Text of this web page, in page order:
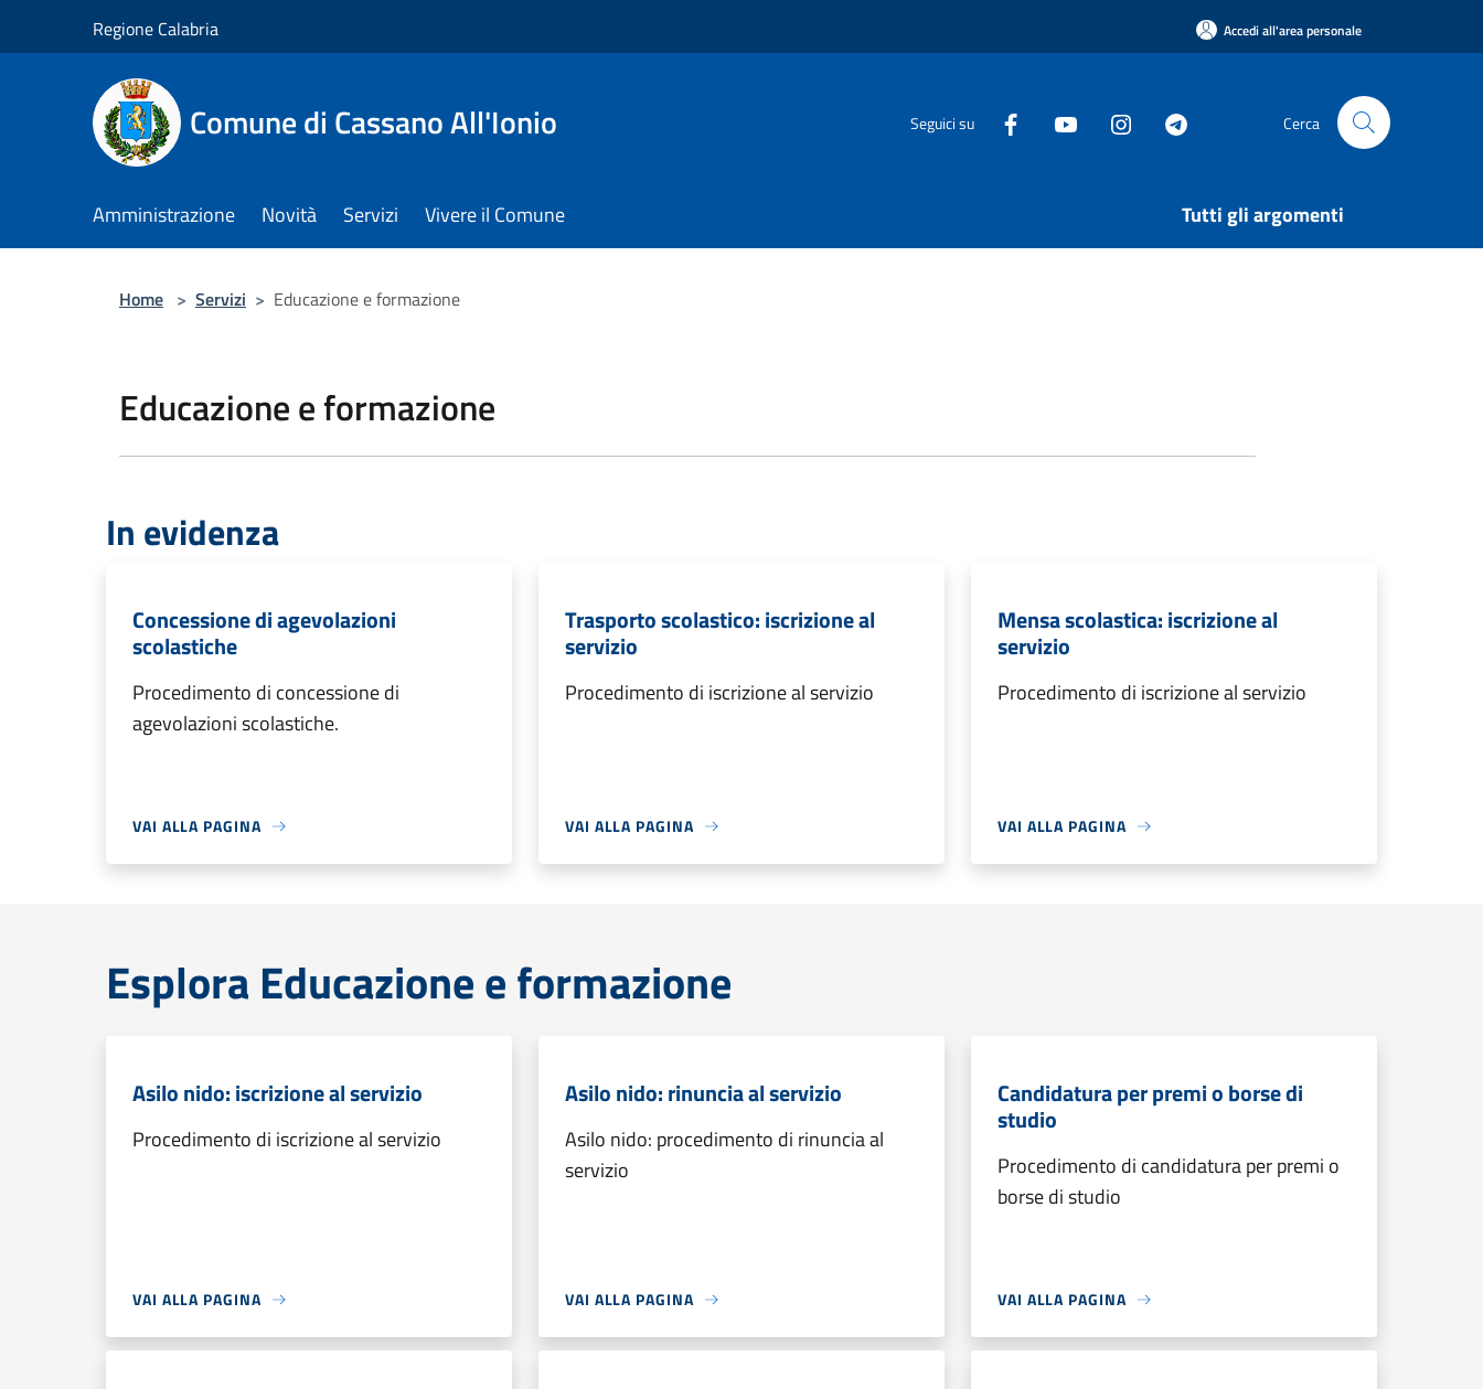
Regione Calabria Accedi all'area personale
Comune di Cassano All'Ionio Seguici su Cerca
Amministrazione Novità Servizi Vivere il Comune Tutti gli argomenti
Home > Servizi > Educazione e formazione
Educazione e formazione
In evidenza
Concessione di agevolazioni
scolastiche
Procedimento di concessione di
agevolazioni scolastiche.
VAI ALLA PAGINA
Trasporto scolastico: iscrizione al
servizio
Procedimento di iscrizione al servizio
VAI ALLA PAGINA
Mensa scolastica: iscrizione al
servizio
Procedimento di iscrizione al servizio
VAI ALLA PAGINA
Esplora Educazione e formazione
Asilo nido: iscrizione al servizio
Procedimento di iscrizione al servizio
VAI ALLA PAGINA
Asilo nido: rinuncia al servizio
Asilo nido: procedimento di rinuncia al
servizio
VAI ALLA PAGINA
Candidatura per premi o borse di
studio
Procedimento di candidatura per premi o
borse di studio
VAI ALLA PAGINA